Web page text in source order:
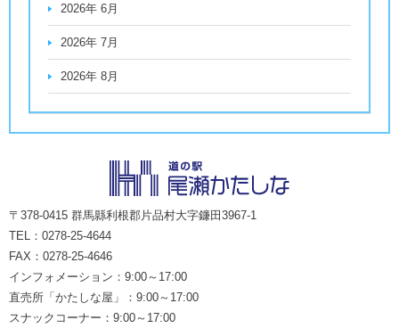
2026年 6月
2026年 7月
2026年 8月
〒378-0415 群馬縣利根郡片品村大字鐮田3967-1
TEL：0278-25-4644
FAX：0278-25-4646
インフォメーション：9:00～17:00
直売所「かたしな屋」：9:00～17:00
スナックコーナー：9:00～17:00